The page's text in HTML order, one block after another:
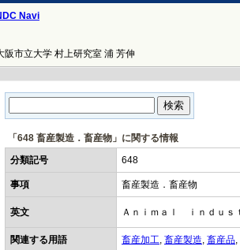
Navi
阪市立大学 村上研究室 浦 芳伸
「648 畜産製造．畜産物」に関する情報
分類記号
648
事項 畜産製造．畜産物
英文 Ａｎｉｍａｌ ｉｎｄｕｓ
関連する用語 畜産加工, 畜産製造, 畜産品,